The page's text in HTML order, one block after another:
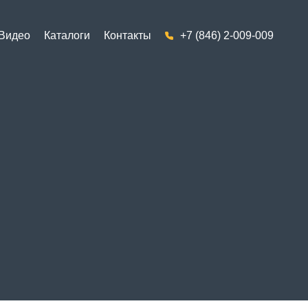
Каталоги Контакты +7 (846) 2-009-009